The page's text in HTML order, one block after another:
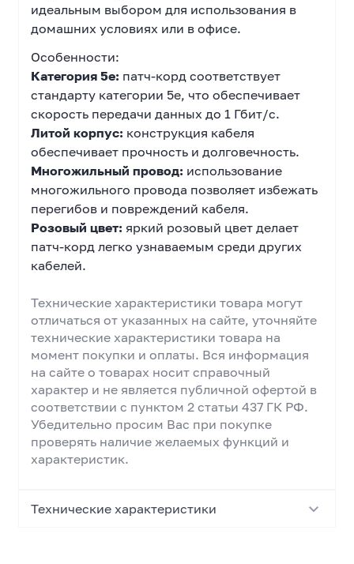
идеальным выбором для использования в
домашних условиях или в офисе.
Особенности:
Категория 5e: патч-корд соответствует
стандарту категории 5e, что обеспечивает
скорость передачи данных до 1 Гбит/с.
Литой корпус: конструкция кабеля
обеспечивает прочность и долговечность.
Многожильный провод: использование
многожильного провода позволяет избежать
перегибов и повреждений кабеля.
Розовый цвет: яркий розовый цвет делает
патч-корд легко узнаваемым среди других
кабелей.
Технические характеристики товара могут
отличаться от указанных на сайте, уточняйте
технические характеристики товара на
момент покупки и оплаты. Вся информация
на сайте о товарах носит справочный
характер и не является публичной офертой в
соответствии с пунктом 2 статьи 437 ГК РФ.
Убедительно просим Вас при покупке
проверять наличие желаемых функций и
характеристик.
Технические характеристики